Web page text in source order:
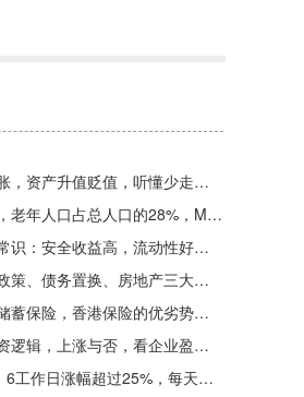
，资产升值贬值，听懂少走弯
老年人口占总人口的28%，M
识：安全收益高，流动性好的
为不符合常识！
策、债务置换、房地产三大要
蓄保险，香港保险的优劣势及
逻辑，上涨与否，看企业盈
工作日涨幅超过25%，每天万